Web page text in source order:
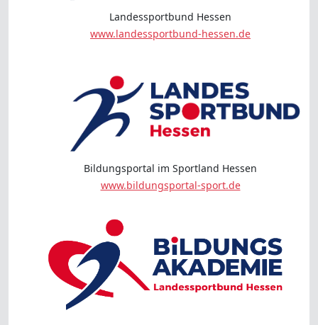
Landessportbund Hessen
www.landessportbund-hessen.de
Bildungsportal im Sportland Hessen
www.bildungsportal-sport.de